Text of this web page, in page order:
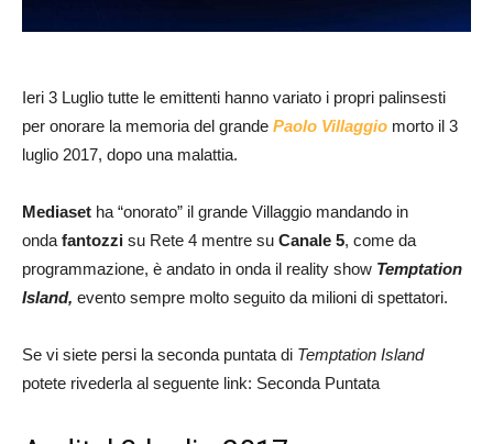
Ieri 3 Luglio tutte le emittenti hanno variato i propri palinsesti
per onorare la memoria del grande Paolo Villaggio morto il 3
luglio 2017, dopo una malattia.
Mediaset ha “onorato” il grande Villaggio mandando in
onda fantozzi su Rete 4 mentre su Canale 5, come da
programmazione, è andato in onda il reality show Temptation
Island, evento sempre molto seguito da milioni di spettatori.
Se vi siete persi la seconda puntata di Temptation Island
potete rivederla al seguente link: Seconda Puntata